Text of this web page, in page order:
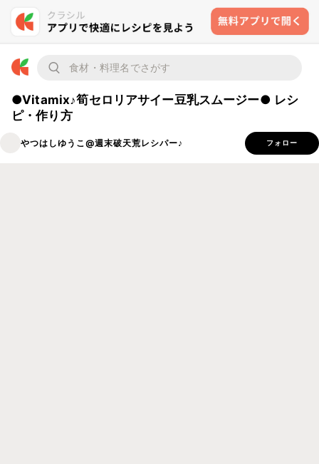
●Vitamix♪筍セロリアサイー豆乳スムージー● レシ
ピ・作り方
やつはしゆうこ@週末破天荒レシパー♪ フォロー